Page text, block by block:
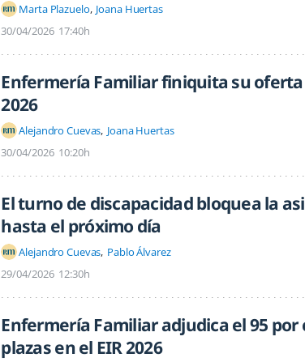
Marta Plazuelo Joana Huertas
30/04/2026 17:40h
Enfermería Familiar finiquita su oferta
2026
Alejandro Cuevas Joana Huertas
30/04/2026 10:20h
El turno de discapacidad bloquea la
hasta el próximo día
Alejandro Cuevas Pablo Álvarez
29/04/2026 12:30h
Enfermería Familiar adjudica el 95 por
plazas en el EIR 2026